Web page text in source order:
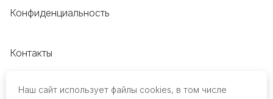
Конфиденциальность
Контакты
Наш сайт использует файлы cookies, в том числе